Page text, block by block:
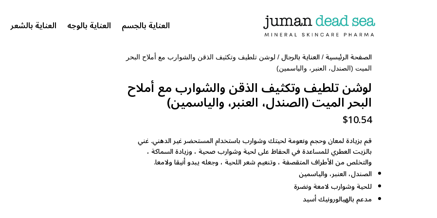
العناية بالجسم العناية بالوجه العناية بالشعر
الصفحة الرئيسية /العناية بالرجال / لوشن تلطيف وتكثيف الذقن والشوارب مع أملاح البحر
الميت (الصندل، العنبر، والياسمين)
لوشن تلطيف وتكثيف الذقن والشوارب مع أملاح
البحر الميت (الصندل، العنبر، والياسمين)
$10.54
قم بزيادة لمعان وحجم ونعومة لحيتك وشوارب باستخدام المستحضر غير الدهني. غني
بالزيت العطري للمساعدة في الحفاظ على لحية وشوارب صحية ، وزيادة السماكة ،
والتخلص من الأطراف المتقصفة ، وتنعيم شعر اللحية ، وجعله يبدو أنيقا ولامعا.
الصندل، العنبر، والياسمين
للحية وشوارب لامعة ونضرة
مدعم بالهيالورونيك أسيد